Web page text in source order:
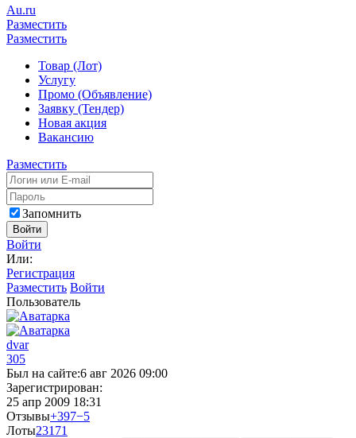
Au.ru
Разместить
Разместить
Товар (Лот)
Услугу
Промо (Объявление)
Заявку (Тендер)
Новая акция
Вакансию
Разместить
Запомнить
Войти
Войти
Или:
Регистрация
Разместить Войти
Пользователь
dvar
305
Был на сайте:6 авг 2026 09:00
Зарегистрирован:
25 апр 2009 18:31
Отзывы+397−5
Лоты23171